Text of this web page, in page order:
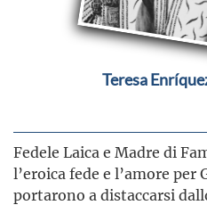
Teresa
Fedele Laica e Madre di
l’eroica fede e l’amore per
portarono a distaccarsi